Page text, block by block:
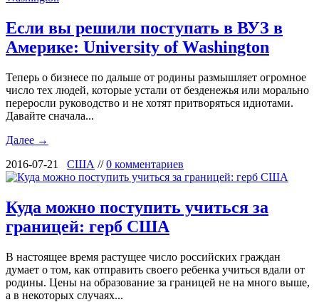
Если вы решили поступать в ВУЗ в
Америке: University of Washington
Теперь о бизнесе по дальше от родины размышляет огромное
число тех людей, которые устали от безденежья или морально
переросли руководство и не хотят притворяться идиотами.
Давайте сначала...
Далее →
2016-07-21 США //0 комментариев
Куда можно поступить учиться за
границей: герб США
В настоящее время растущее число российских граждан
думает о том, как отправить своего ребенка учиться вдали от
родины. Цены на образование за границей не на много выше,
а в некоторых случаях...